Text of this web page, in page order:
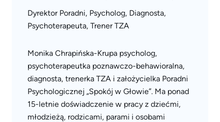
Dyrektor Poradni, Psycholog, Diagnosta,
Psychoterapeuta, Trener TZA
Monika Chrapińska-Krupa psycholog,
psychoterapeutka poznawczo-behawioralna,
diagnosta, trenerka TZA i założycielka Poradni
Psychologicznej „Spokój w Głowie”. Ma ponad
15-letnie doświadczenie w pracy z dziećmi,
młodzieżą, rodzicami, parami i osobami